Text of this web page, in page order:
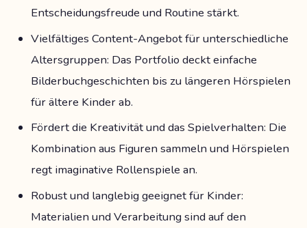
Entscheidungsfreude und Routine stärkt.
Vielfältiges Content-Angebot für unterschiedliche
Altersgruppen: Das Portfolio deckt einfache
Bilderbuchgeschichten bis zu längeren Hörspielen
für ältere Kinder ab.
Fördert die Kreativität und das Spielverhalten: Die
Kombination aus Figuren sammeln und Hörspielen
regt imaginative Rollenspiele an.
Robust und langlebig geeignet für Kinder:
Materialien und Verarbeitung sind auf den